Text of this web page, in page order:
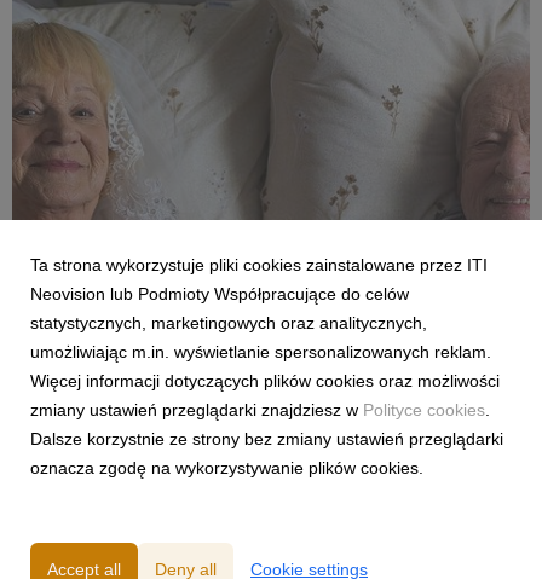
FILMY I SERIALE
Szalona podróż, ślub i dalsze rodzinne
perypetie. Komediowy hit „Dalej jazda! 2” od
25 lipca w CANAL+
Długo wyczekiwana kontynuacja kinowego przeboju „Dalej
jazda!” to ciepła, pełna humoru i wzruszeń opowieść o tym, że
na miłość, rodzinną bliskość oraz spełnianie marzeń nigdy nie
jest za późno.
Ta strona wykorzystuje pliki cookies zainstalowane przez ITI
Neovision lub Podmioty Współpracujące do celów
statystycznych, marketingowych oraz analitycznych,
umożliwiając m.in. wyświetlanie spersonalizowanych reklam.
Więcej informacji dotyczących plików cookies oraz możliwości
zmiany ustawień przeglądarki znajdziesz w Polityce cookies
Dalsze korzystnie ze strony bez zmiany ustawień przeglądarki
oznacza zgodę na wykorzystywanie plików cookies.
Accept all Deny all Cookie settings